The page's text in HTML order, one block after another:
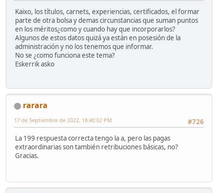
Kaixo, los títulos, carnets, experiencias, certificados, el formar
parte de otra bolsa y demas circunstancias que suman puntos
en los méritos¿como y cuando hay que incorporarlos?
Algunos de estos datos quizá ya están en posesión de la
administración y no los tenemos que informar.
No se ¿como funciona este tema?
Eskerrik asko
rarara
#726
17 de Septiembre de 2022, 18:40:02 PM
La 199 respuesta correcta tengo la a, pero las pagas
extraordinarias son también retribuciones básicas, no?
Gracias.